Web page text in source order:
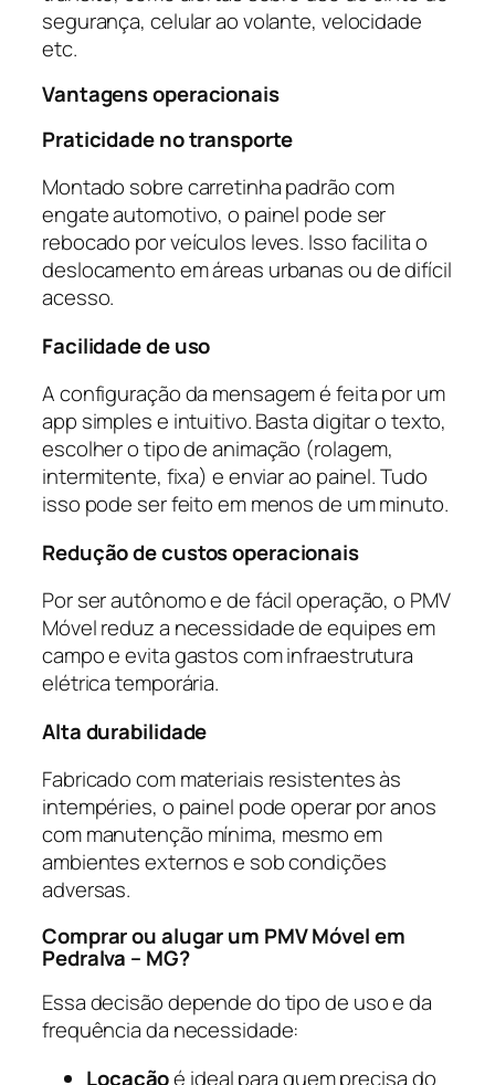
segurança, celular ao volante, velocidade
etc.
Vantagens operacionais
Praticidade no transporte
Montado sobre carretinha padrão com
engate automotivo, o painel pode ser
rebocado por veículos leves. Isso facilita o
deslocamento em áreas urbanas ou de difícil
acesso.
Facilidade de uso
A configuração da mensagem é feita por um
app simples e intuitivo. Basta digitar o texto,
escolher o tipo de animação (rolagem,
intermitente, fixa) e enviar ao painel. Tudo
isso pode ser feito em menos de um minuto.
Redução de custos operacionais
Por ser autônomo e de fácil operação, o PMV
Móvel reduz a necessidade de equipes em
campo e evita gastos com infraestrutura
elétrica temporária.
Alta durabilidade
Fabricado com materiais resistentes às
intempéries, o painel pode operar por anos
com manutenção mínima, mesmo em
ambientes externos e sob condições
adversas.
Comprar ou alugar um PMV Móvel em
Pedralva – MG?
Essa decisão depende do tipo de uso e da
frequência da necessidade:
Locaçãoé ideal para quem precisa do